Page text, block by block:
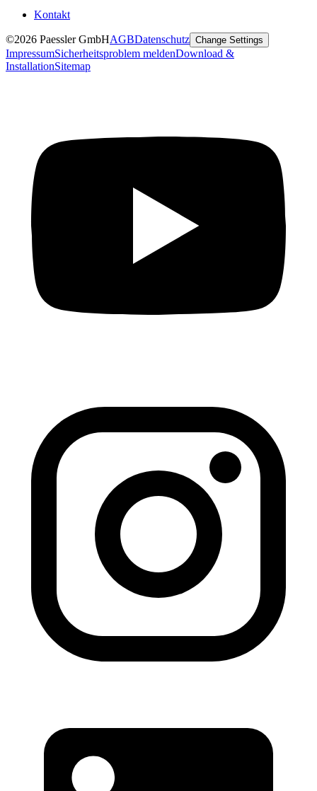
Kontakt
©2026 Paessler GmbHAGBDatenschutz Change Settings
ImpressumSicherheitsproblem meldenDownload &
InstallationSitemap